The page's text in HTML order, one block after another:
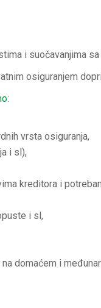
i suočavanjima
osiguranjem
vrsta osiguranja,
i sl),
kreditora i
i sl,
domaćem i